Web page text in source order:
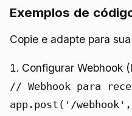
Exemplos de
Copie e adapte para
1. Configurar Webhook
// Webhook para
app.post('/